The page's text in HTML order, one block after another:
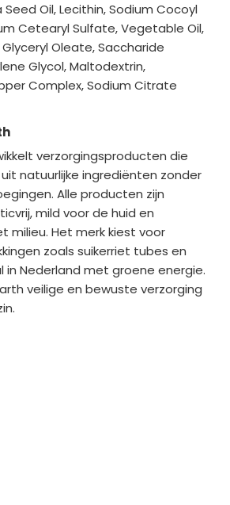
Oil, Lecithin, Sodium Cocoyl
Cetearyl Sulfate, Vegetable Oil,
Oleate, Saccharide
Glycol, Maltodextrin,
Complex, Sodium Citrate
verzorgingsproducten die
natuurlijke ingrediënten zonder
Alle producten zijn
mild voor de huid en
milieu. Het merk kiest voor
zoals suikerriet tubes en
in Nederland met groene energie.
veilige en bewuste verzorging